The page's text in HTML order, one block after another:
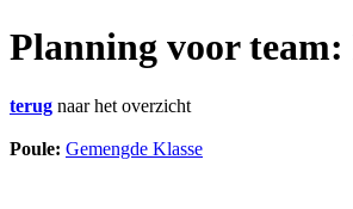
Planning voor
terug naar het overzicht
Poule: Gemengde Klasse